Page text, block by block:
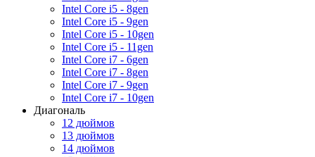
Intel Core i5 - 8gen
Intel Core i5 - 9gen
Intel Core i5 - 10gen
Intel Core i5 - 11gen
Intel Core i7 - 6gen
Intel Core i7 - 8gen
Intel Core i7 - 9gen
Intel Core i7 - 10gen
Диагональ
12 дюймов
13 дюймов
14 дюймов